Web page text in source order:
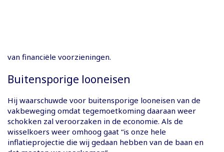
van financiële voorzieningen.
Buitensporige looneisen
Hij waarschuwde voor buitensporige looneisen van de
vakbeweging omdat tegemoetkoming daaraan weer
schokken zal veroorzaken in de economie. Als de
wisselkoers weer omhoog gaat “is onze hele
inflatieprojectie die wij gedaan hebben van de baan en